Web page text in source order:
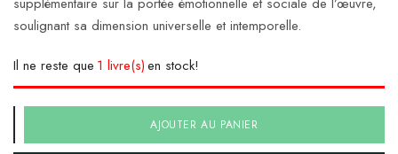
soulignant sa dimension universelle et intemporelle.
Il ne reste que 1 livre(s)en stock!
AJOUTER AU PANIER